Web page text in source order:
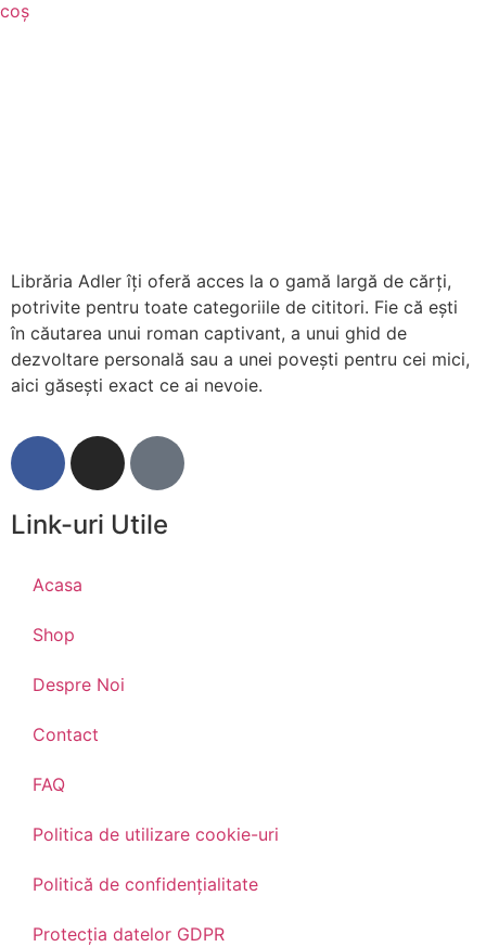
coș
Librăria Adler îți oferă acces la o gamă largă de cărți,
potrivite pentru toate categoriile de cititori. Fie că ești
în căutarea unui roman captivant, a unui ghid de
dezvoltare personală sau a unei povești pentru cei mici,
aici găsești exact ce ai nevoie.
Link-uri Utile
Acasa
Shop
Despre Noi
Contact
FAQ
Politica de utilizare cookie-uri
Politică de confidențialitate
Protecția datelor GDPR